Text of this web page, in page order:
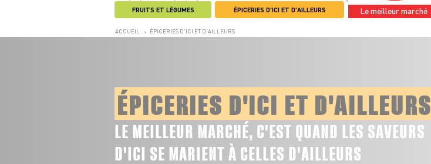
FRUITS ET LÉGUMES ÉPICERIES D'ICI ET D'AILLEURS Le meilleur marché
ACCUEIL > ÉPICERIES D'ICI ET D'AILLEURS
ÉPICERIES D'ICI ET D'AILLEURS
LE MEILLEUR MARCHÉ, C'EST QUAND LES SAVEURS
D'ICI SE MARIENT À CELLES D'AILLEURS